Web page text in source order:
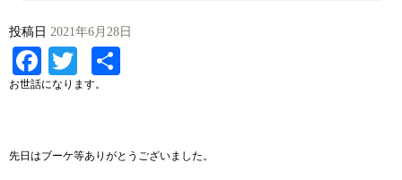
投稿日 2021年6月28日
Facebook
Twitter
お世話になります。
先日はブーケ等ありがとうございました。